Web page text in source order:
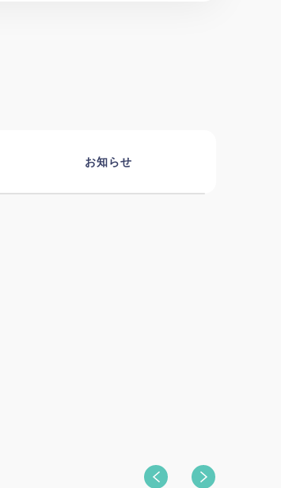
お知らせ